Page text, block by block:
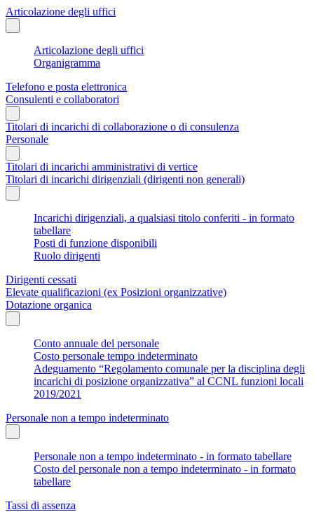
Articolazione degli uffici
Articolazione degli uffici
Organigramma
Telefono e posta elettronica
Consulenti e collaboratori
Titolari di incarichi di collaborazione o di consulenza
Personale
Titolari di incarichi amministrativi di vertice
Titolari di incarichi dirigenziali (dirigenti non generali)
Incarichi dirigenziali, a qualsiasi titolo conferiti - in formato
tabellare
Posti di funzione disponibili
Ruolo dirigenti
Dirigenti cessati
Elevate qualificazioni (ex Posizioni organizzative)
Dotazione organica
Conto annuale del personale
Costo personale tempo indeterminato
Adeguamento “Regolamento comunale per la disciplina degli
incarichi di posizione organizzativa” al CCNL funzioni locali
2019/2021
Personale non a tempo indeterminato
Personale non a tempo indeterminato - in formato tabellare
Costo del personale non a tempo indeterminato - in formato
tabellare
Tassi di assenza